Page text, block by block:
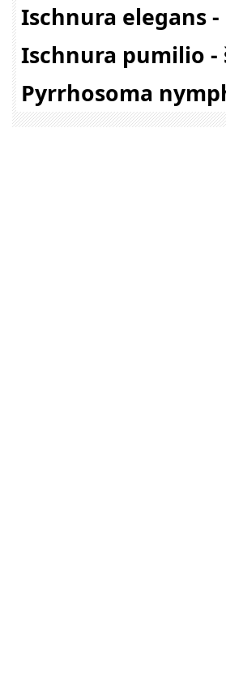
Ischnura elegans
Ischnura pumilio -
Pyrrhosoma